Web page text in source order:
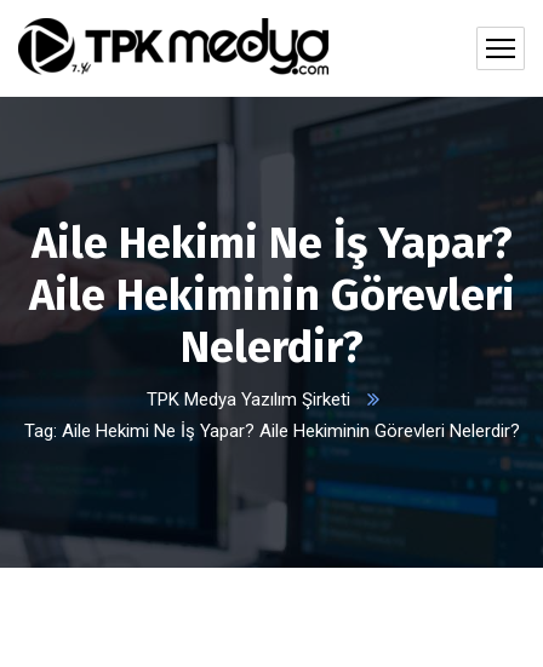
Aile Hekimi Ne İş Yapar?
Aile Hekiminin Görevleri
Nelerdir?
TPK Medya Yazılım Şirketi
Tag: Aile Hekimi Ne İş Yapar? Aile Hekiminin Görevleri Nelerdir?